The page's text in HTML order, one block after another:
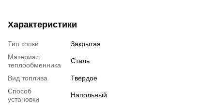
Характеристики
Тип топки
Закрытая
Материал
теплообменника
Сталь
Вид топлива
Твердое
Способ
установки
Напольный